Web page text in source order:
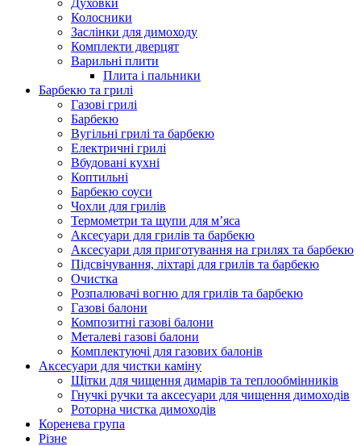
Духовки
Колосники
Заслінки для димоходу
Комплекти дверцят
Варильні плити
Плита і пальники
Барбекю та грилі
Газові грилі
Барбекю
Вугільні грилі та барбекю
Електричні грилі
Вбудовані кухні
Коптильні
Барбекю соуси
Чохли для грилів
Термометри та щупи для м’яса
Аксесуари для грилів та барбекю
Аксесуари для приготування на грилях та барбекю
Підсвічування, ліхтарі для грилів та барбекю
Очистка
Розпалювачі вогню для грилів та барбекю
Газові балони
Композитні газові балони
Металеві газові балони
Комплектуючі для газових балонів
Аксесуари для чистки каміну
Щітки для чищення димарів та теплообмінників
Гнучкі ручки та аксесуари для чищення димоходів
Роторна чистка димоходів
Коренева група
Різне